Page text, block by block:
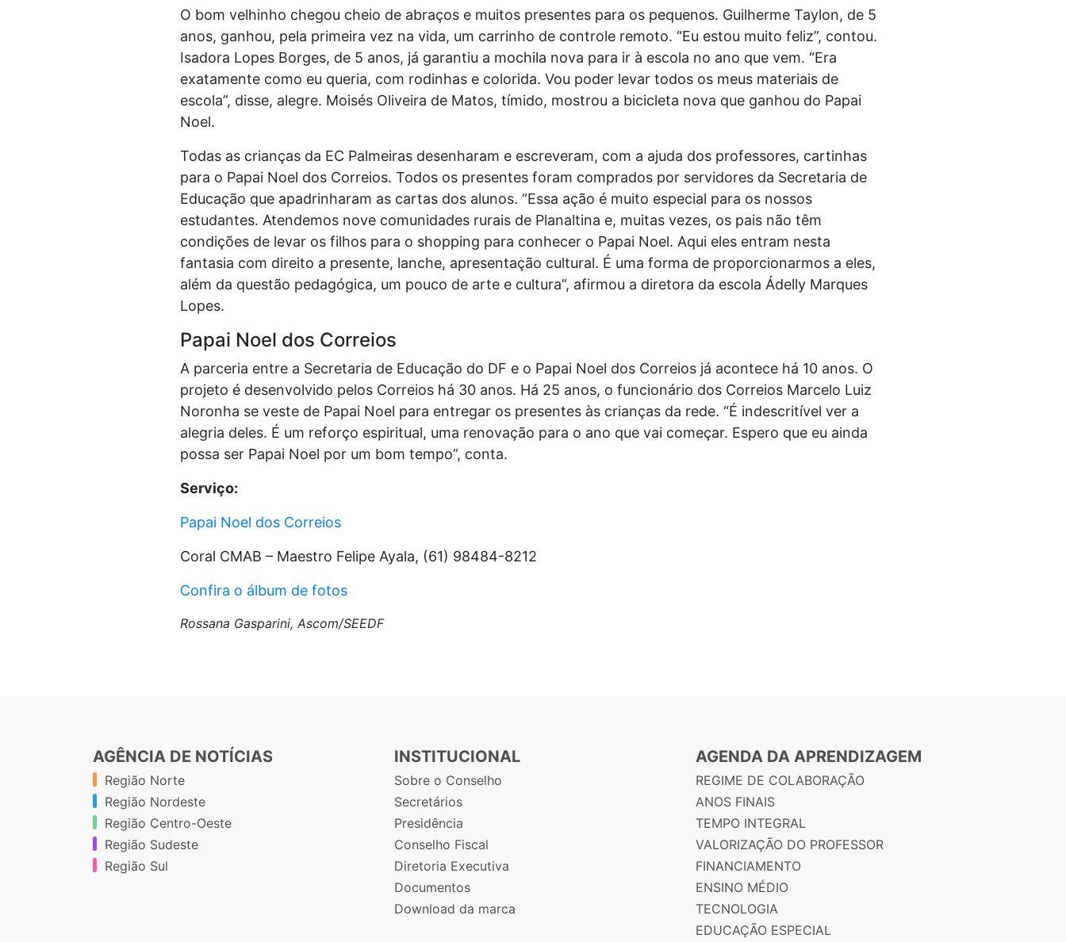
O bom velhinho chegou cheio de abraços e muitos presentes para os pequenos. Guilherme Taylon, de 5
anos, ganhou, pela primeira vez na vida, um carrinho de controle remoto. “Eu estou muito feliz”, contou.
Isadora Lopes Borges, de 5 anos, já garantiu a mochila nova para ir à escola no ano que vem. “Era
exatamente como eu queria, com rodinhas e colorida. Vou poder levar todos os meus materiais de
escola”, disse, alegre. Moisés Oliveira de Matos, tímido, mostrou a bicicleta nova que ganhou do Papai
Noel.
Todas as crianças da EC Palmeiras desenharam e escreveram, com a ajuda dos professores, cartinhas
para o Papai Noel dos Correios. Todos os presentes foram comprados por servidores da Secretaria de
Educação que apadrinharam as cartas dos alunos. “Essa ação é muito especial para os nossos
estudantes. Atendemos nove comunidades rurais de Planaltina e, muitas vezes, os pais não têm
condições de levar os filhos para o shopping para conhecer o Papai Noel. Aqui eles entram nesta
fantasia com direito a presente, lanche, apresentação cultural. É uma forma de proporcionarmos a eles,
além da questão pedagógica, um pouco de arte e cultura”, afirmou a diretora da escola Ádelly Marques
Lopes.
Papai Noel dos Correios
A parceria entre a Secretaria de Educação do DF e o Papai Noel dos Correios já acontece há 10 anos. O
projeto é desenvolvido pelos Correios há 30 anos. Há 25 anos, o funcionário dos Correios Marcelo Luiz
Noronha se veste de Papai Noel para entregar os presentes às crianças da rede. “É indescritível ver a
alegria deles. É um reforço espiritual, uma renovação para o ano que vai começar. Espero que eu ainda
possa ser Papai Noel por um bom tempo”, conta.
Serviço:
Papai Noel dos Correios
Coral CMAB – Maestro Felipe Ayala, (61) 98484-8212
Confira o álbum de fotos
Rossana Gasparini, Ascom/SEEDF
AGÊNCIA DE NOTÍCIAS
Região Norte
Região Nordeste
Região Centro-Oeste
Região Sudeste
Região Sul
INSTITUCIONAL
Sobre o Conselho
Secretários
Presidência
Conselho Fiscal
Diretoria Executiva
Documentos
Download da marca
AGENDA DA APRENDIZAGEM
REGIME DE COLABORAÇÃO
ANOS FINAIS
TEMPO INTEGRAL
VALORIZAÇÃO DO PROFESSOR
FINANCIAMENTO
ENSINO MÉDIO
TECNOLOGIA
EDUCAÇÃO ESPECIAL